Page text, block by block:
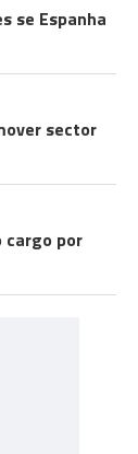
se Espanha
sector
cargo por